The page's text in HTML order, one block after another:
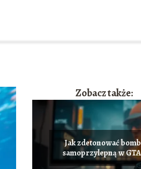
Zobacz także:
Jak zdetonować
samoprzylepną w
na PC?